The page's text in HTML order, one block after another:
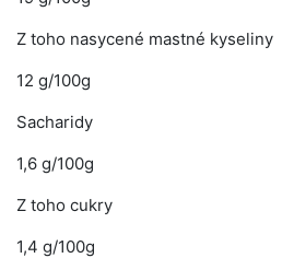
Z toho nasycené mastné kyseliny
12 g/100g
Sacharidy
1,6 g/100g
Z toho cukry
1,4 g/100g